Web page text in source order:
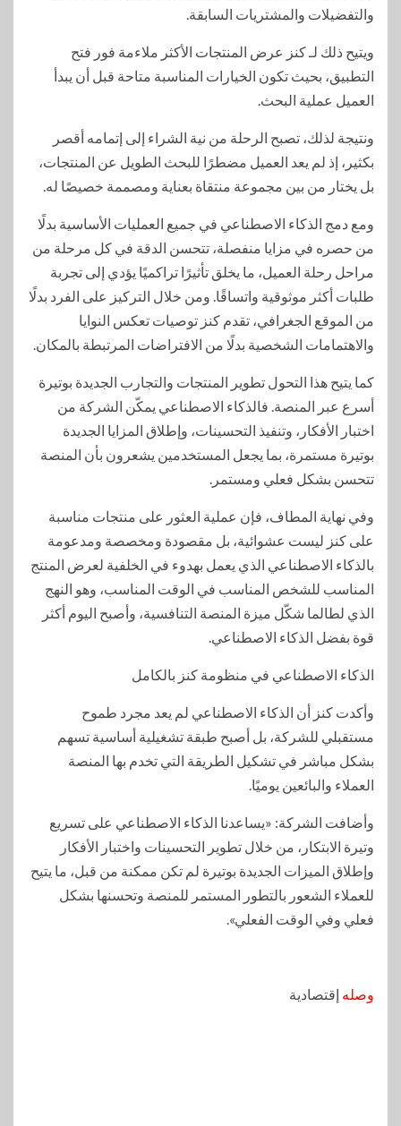
والتفضيلات والمشتريات السابقة.
ويتيح ذلك لـ كنز عرض المنتجات الأكثر ملاءمة فور فتح
التطبيق، بحيث تكون الخيارات المناسبة متاحة قبل أن يبدأ
العميل عملية البحث.
ونتيجة لذلك، تصبح الرحلة من نية الشراء إلى إتمامه أقصر
بكثير، إذ لم يعد العميل مضطرًا للبحث الطويل عن المنتجات،
بل يختار من بين مجموعة منتقاة بعناية ومصممة خصيصًا له.
ومع دمج الذكاء الاصطناعي في جميع العمليات الأساسية بدلًا
من حصره في مزايا منفصلة، تتحسن الدقة في كل مرحلة من
مراحل رحلة العميل، ما يخلق تأثيرًا تراكميًا يؤدي إلى تجربة
طلبات أكثر موثوقية واتساقًا. ومن خلال التركيز على الفرد بدلًا
من الموقع الجغرافي، تقدم كنز توصيات تعكس النوايا
والاهتمامات الشخصية بدلًا من الافتراضات المرتبطة بالمكان.
كما يتيح هذا التحول تطوير المنتجات والتجارب الجديدة بوتيرة
أسرع عبر المنصة. فالذكاء الاصطناعي يمكّن الشركة من
اختبار الأفكار، وتنفيذ التحسينات، وإطلاق المزايا الجديدة
بوتيرة مستمرة، بما يجعل المستخدمين يشعرون بأن المنصة
تتحسن بشكل فعلي ومستمر.
وفي نهاية المطاف، فإن عملية العثور على منتجات مناسبة
على كنز ليست عشوائية، بل مقصودة ومخصصة ومدعومة
بالذكاء الاصطناعي الذي يعمل بهدوء في الخلفية لعرض المنتج
المناسب للشخص المناسب في الوقت المناسب، وهو النهج
الذي لطالما شكّل ميزة المنصة التنافسية، وأصبح اليوم أكثر
قوة بفضل الذكاء الاصطناعي.
الذكاء الاصطناعي في منظومة كنز بالكامل
وأكدت كنز أن الذكاء الاصطناعي لم يعد مجرد طموح
مستقبلي للشركة، بل أصبح طبقة تشغيلية أساسية تسهم
بشكل مباشر في تشكيل الطريقة التي تخدم بها المنصة
العملاء والبائعين يوميًا.
وأضافت الشركة: «يساعدنا الذكاء الاصطناعي على تسريع
وتيرة الابتكار، من خلال تطوير التحسينات واختبار الأفكار
وإطلاق الميزات الجديدة بوتيرة لم تكن ممكنة من قبل، ما يتيح
للعملاء الشعور بالتطور المستمر للمنصة وتحسنها بشكل
فعلي وفي الوقت الفعلي».
وصله إقتصادية